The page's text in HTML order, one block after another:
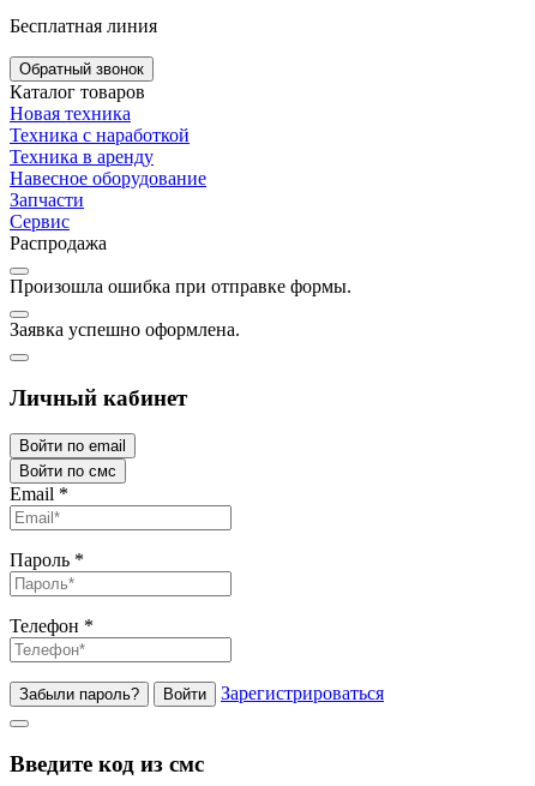
Бесплатная линия
Обратный звонок
Каталог товаров
Новая техника
Техника с наработкой
Техника в аренду
Навесное оборудование
Запчасти
Сервис
Распродажа
Произошла ошибка при отправке формы.
Заявка успешно оформлена.
Личный кабинет
Войти по email
Войти по смс
Email *
Пароль *
Телефон *
Забыли пароль? Войти Зарегистрироваться
Введите код из смс